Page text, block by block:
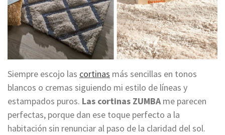
Siempre escojo las cortinas más sencillas en tonos
blancos o cremas siguiendo mi estilo de líneas y
estampados puros. Las cortinas ZUMBAme parecen
perfectas, porque dan ese toque perfecto a la
habitación sin renunciar al paso de la claridad del sol.